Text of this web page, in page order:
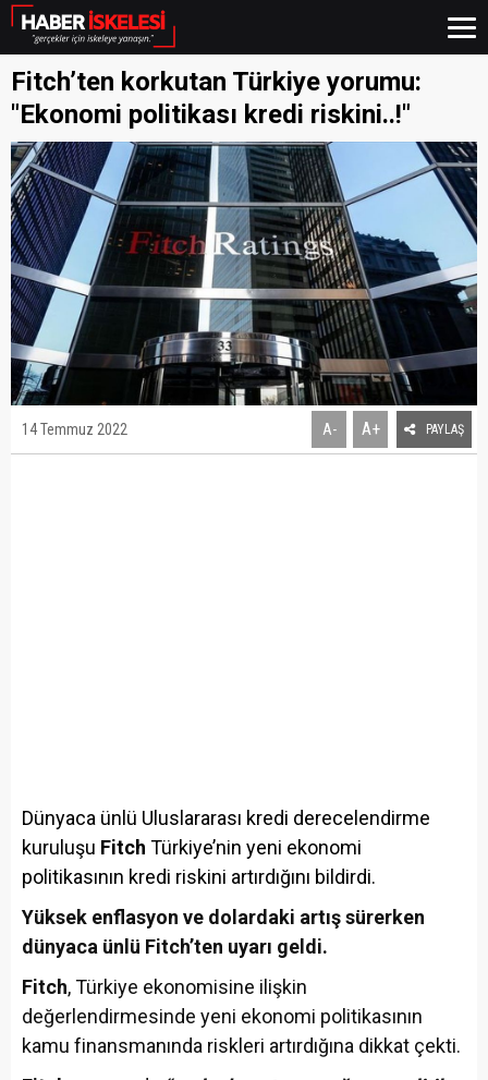
Fitch’ten korkutan Türkiye yorumu:
"Ekonomi politikası kredi riskini..!"
14 Temmuz 2022 A- A+ PAYLAŞ
Dünyaca ünlü Uluslararası kredi derecelendirme
kuruluşu Fitch Türkiye’nin yeni ekonomi
politikasının kredi riskini artırdığını bildirdi.
Yüksek enflasyon ve dolardaki artış sürerken
dünyaca ünlü Fitch’ten uyarı geldi.
Fitch, Türkiye ekonomisine ilişkin
değerlendirmesinde yeni ekonomi politikasının
kamu finansmanında riskleri artırdığına dikkat çekti.